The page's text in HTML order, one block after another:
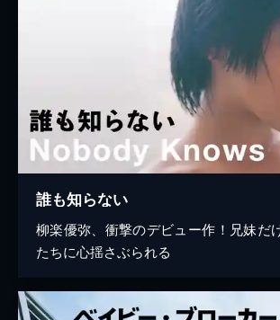
誰も知らない
柳楽優弥、衝撃のデビュー作！兄妹だ
たちに心揺さぶられる